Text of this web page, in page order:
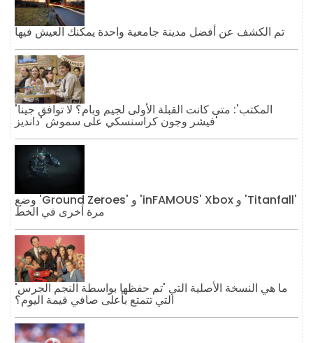
تم الكشف عن أفضل مدينة جامعية واحدة يمكنك العيش فيها
'المكتب': متى كانت القبلة الأولى لجيم وبام؟ لا توافق جينا
فيشر وجون كراسنسكي على سموش 'دانديز'
وضع 'Ground Zeroes' و 'inFAMOUS' Xbox و 'Titanfall'
مرة أخرى في الخط
ما هي النسخة الأصلية التي 'تم حفظها بواسطة النجم الجرس'
التي تتمتع بأعلى صافي قيمة اليوم؟